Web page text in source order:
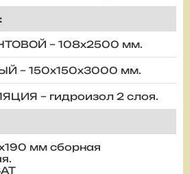
– 108х2500 мм.
– 150х150х3000 мм.
– гидроизол 2 слоя.
мм сборная